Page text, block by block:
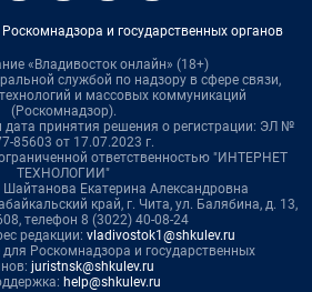
и государственных органов
«Владивосток онлайн» (18+)
службой по надзору в сфере связи,
и массовых коммуникаций
(Роскомнадзор).
дата принятия решения о регистрации: ЭЛ №
85603 от 17.07.2023 г.
ответственностью "ИНТЕРНЕТ
ТЕХНОЛОГИИ"
Шайтанова Екатерина Александровна
край, г. Чита, ул. Балябина, д. 13,
телефон 8 (3022) 40-08-24
редакции: vladivostok1@shkulev.ru
Роскомнадзора и государственных
juristnsk@shkulev.ru
help@shkulev.ru